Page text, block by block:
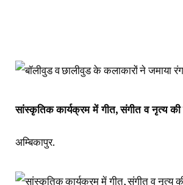
सांस्कृतिक कार्यक्रम में गीत, संगीत व नृत्य की
अम्बिकापुर.